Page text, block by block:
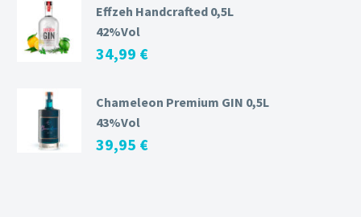
Effzeh Handcrafted 0,5L
42%Vol
34,99 €
Chameleon Premium GIN 0,5L
43%Vol
39,95 €